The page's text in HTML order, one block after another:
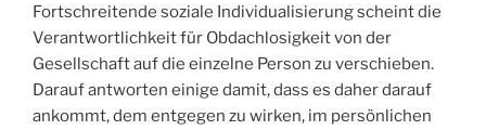
Fortschreitende soziale Individualisierung scheint die
Verantwortlichkeit für Obdachlosigkeit von der
Gesellschaft auf die einzelne Person zu verschieben.
Darauf antworten einige damit, dass es daher darauf
ankommt, dem entgegen zu wirken, im persönlichen